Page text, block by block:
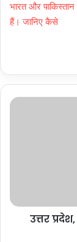
भारत और
हैं। जानिए कैसे
उत्तर
कंपनियों
उत्तर